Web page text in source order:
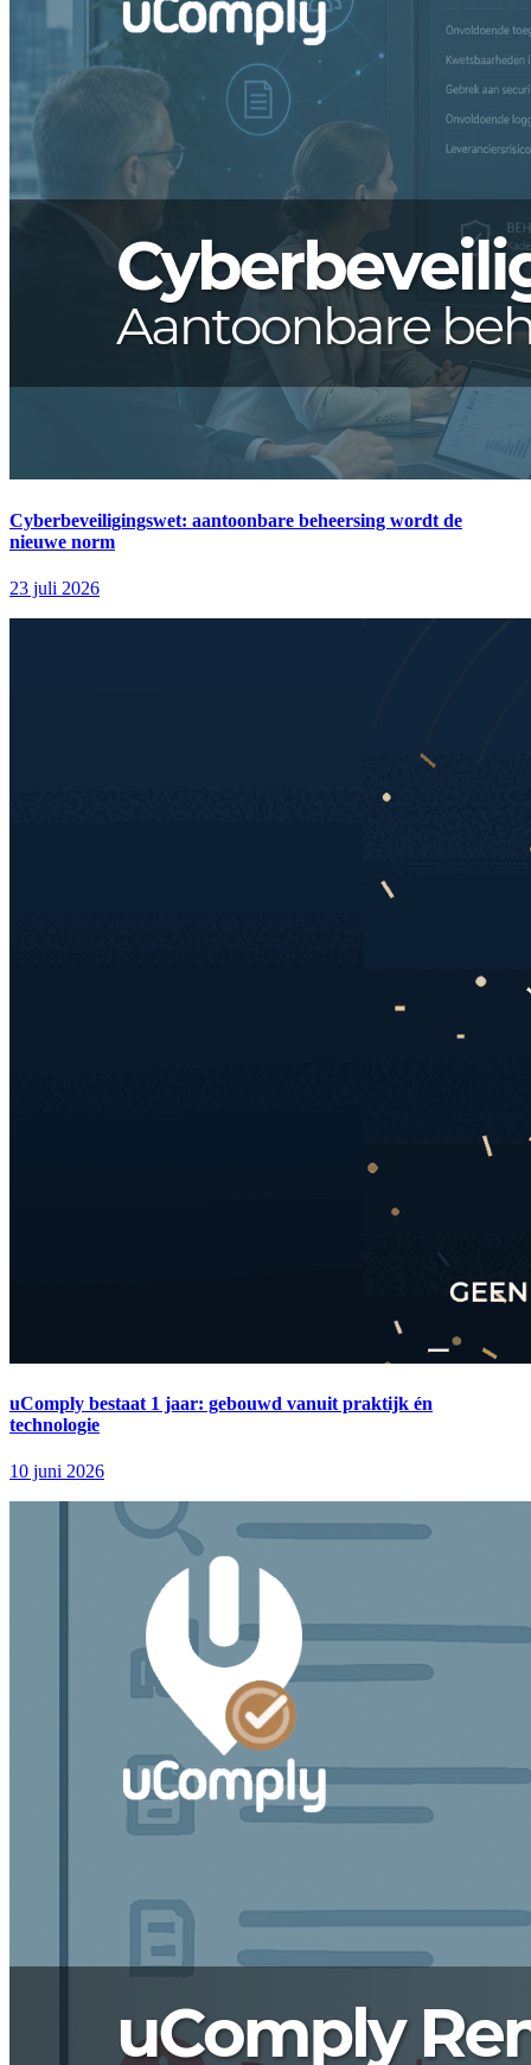
Cyberbeveiligingswet: aantoonbare beheersing wordt de
nieuwe norm
23 juli 2026
uComply bestaat 1 jaar: gebouwd vanuit praktijk én
technologie
10 juni 2026